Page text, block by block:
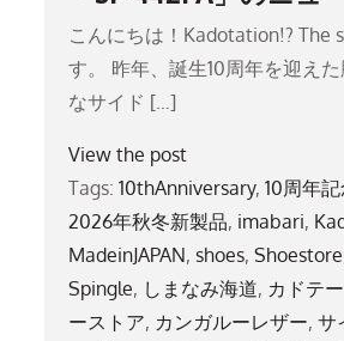
こんにちは！Kadotation!? The
す。 昨年、誕生10周年を迎え
なサイド […]
View the post
Tags:10thAnniversary,10周年
2026年秋冬新製品, imabari,
MadeinJAPAN,shoes,Shoestore
Spingle, しまなみ海道, カドテ
ーストア, カンガルーレザー,サ